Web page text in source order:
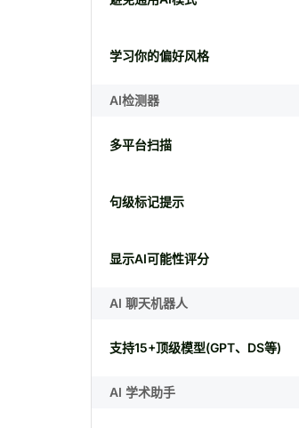
学习你的偏好风格
AI检测器
多平台扫描
句级标记提示
显示AI可能性评分
AI 聊天机器人
支持15+顶级模型(GPT、DS等)
AI 学术助手